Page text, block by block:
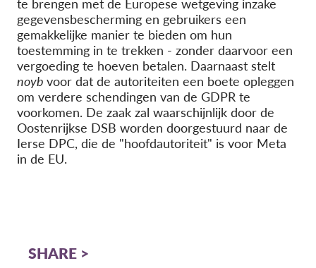
te brengen met de Europese wetgeving inzake
gegevensbescherming en gebruikers een
gemakkelijke manier te bieden om hun
toestemming in te trekken - zonder daarvoor een
vergoeding te hoeven betalen. Daarnaast stelt
noyb voor dat de autoriteiten een boete opleggen
om verdere schendingen van de GDPR te
voorkomen. De zaak zal waarschijnlijk door de
Oostenrijkse DSB worden doorgestuurd naar de
Ierse DPC, die de "hoofdautoriteit" is voor Meta
in de EU.
SHARE